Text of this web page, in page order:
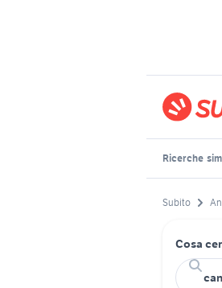
Ricerche
Subito
Cosa